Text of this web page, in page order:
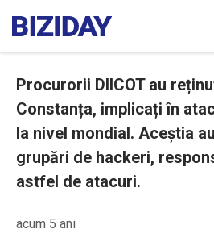
Procurorii DIICOT au
Constanța, implicați în
la nivel mondial. Aceștia
grupări de hackeri,
astfel de atacuri.
acum 5 ani